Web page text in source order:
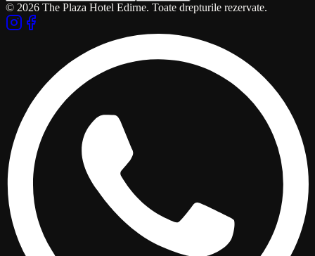
© 2026 The Plaza Hotel Edirne. Toate drepturile rezervate.